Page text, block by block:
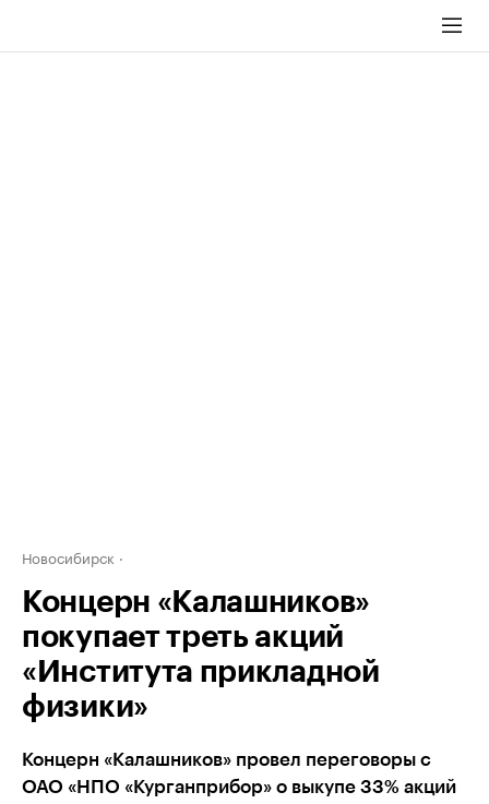
Новосибирск
Концерн «Калашников»
покупает треть акций
«Института прикладной
физики»
Концерн «Калашников» провел переговоры с
ОАО «НПО «Курганприбор» о выкупе 33% акций